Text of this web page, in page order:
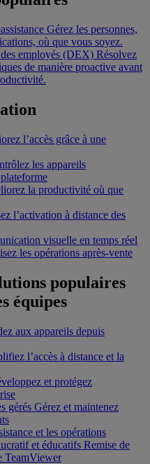
Gérez les personnes,
où que vous soyez.
employés (DEX) Résolvez
de manière proactive avant
l’accès grâce à une
les appareils
la productivité où que
l’activation à distance des
visuelle en temps réel
les opérations après-vente
populaires
équipes
aux appareils depuis
l’accès à distance et la
et protégez
gérés Gérez et maintenez
et les opérations
et éducatifs Remise de
TeamViewer